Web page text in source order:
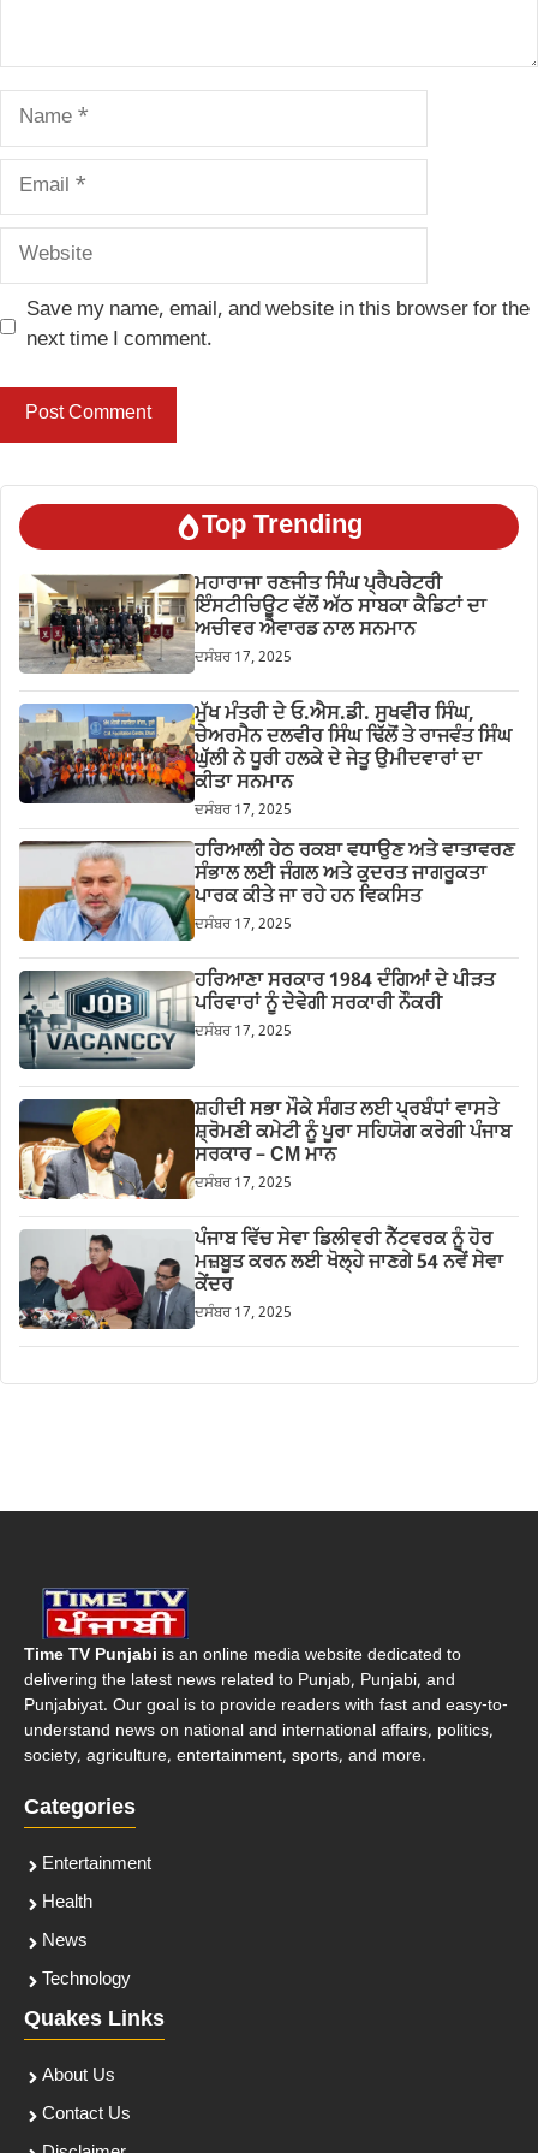
Name
Email
Website
Save my name, email, and website in this browser for the
next time I comment.
Top Trending
ਮਹਾਰਾਜਾ ਰਣਜੀਤ ਸਿੰਘ ਪ੍ਰੈਪਰੇਟਰੀ
ਇੰਸਟੀਚਿਊਟ ਵੱਲੋਂ ਅੱਠ ਸਾਬਕਾ ਕੈਡਿਟਾਂ ਦਾ
ਅਚੀਵਰ ਐਵਾਰਡ ਨਾਲ ਸਨਮਾਨ
ਦਸੰਬਰ 17, 2025
ਮੁੱਖ ਮੰਤਰੀ ਦੇ ਓ.ਐਸ.ਡੀ. ਸੁਖਵੀਰ ਸਿੰਘ,
ਚੇਅਰਮੈਨ ਦਲਵੀਰ ਸਿੰਘ ਢਿੱਲੋਂ ਤੇ ਰਾਜਵੰਤ ਸਿੰਘ
ਘੁੱਲੀ ਨੇ ਧੂਰੀ ਹਲਕੇ ਦੇ ਜੇਤੂ ਉਮੀਦਵਾਰਾਂ ਦਾ
ਕੀਤਾ ਸਨਮਾਨ
ਦਸੰਬਰ 17, 2025
ਹਰਿਆਲੀ ਹੇਠ ਰਕਬਾ ਵਧਾਉਣ ਅਤੇ ਵਾਤਾਵਰਣ
ਸੰਭਾਲ ਲਈ ਜੰਗਲ ਅਤੇ ਕੁਦਰਤ ਜਾਗਰੂਕਤਾ
ਪਾਰਕ ਕੀਤੇ ਜਾ ਰਹੇ ਹਨ ਵਿਕਸਿਤ
ਦਸੰਬਰ 17, 2025
ਹਰਿਆਣਾ ਸਰਕਾਰ 1984 ਦੰਗਿਆਂ ਦੇ ਪੀੜਤ
ਪਰਿਵਾਰਾਂ ਨੂੰ ਦੇਵੇਗੀ ਸਰਕਾਰੀ ਨੌਕਰੀ
ਦਸੰਬਰ 17, 2025
ਸ਼ਹੀਦੀ ਸਭਾ ਮੌਕੇ ਸੰਗਤ ਲਈ ਪ੍ਰਬੰਧਾਂ ਵਾਸਤੇ
ਸ਼੍ਰੋਮਣੀ ਕਮੇਟੀ ਨੂੰ ਪੂਰਾ ਸਹਿਯੋਗ ਕਰੇਗੀ ਪੰਜਾਬ
ਸਰਕਾਰ – CM ਮਾਨ
ਦਸੰਬਰ 17, 2025
ਪੰਜਾਬ ਵਿੱਚ ਸੇਵਾ ਡਿਲੀਵਰੀ ਨੈੱਟਵਰਕ ਨੂੰ ਹੋਰ
ਮਜ਼ਬੂਤ ਕਰਨ ਲਈ ਖੋਲ੍ਹੇ ਜਾਣਗੇ 54 ਨਵੇਂ ਸੇਵਾ
ਕੇਂਦਰ
ਦਸੰਬਰ 17, 2025
Time TV Punjabi is an online media website dedicated to
delivering the latest news related to Punjab, Punjabi, and
Punjabiyat. Our goal is to provide readers with fast and easy-to-
understand news on national and international affairs, politics,
society, agriculture, entertainment, sports, and more.
Categories
Entertainment
Health
News
Technology
Quakes Links
About Us
Contact Us